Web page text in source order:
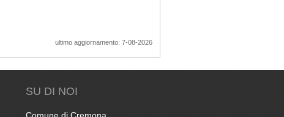
ultimo aggiornamento: 7-08-2026
SU DI NOI